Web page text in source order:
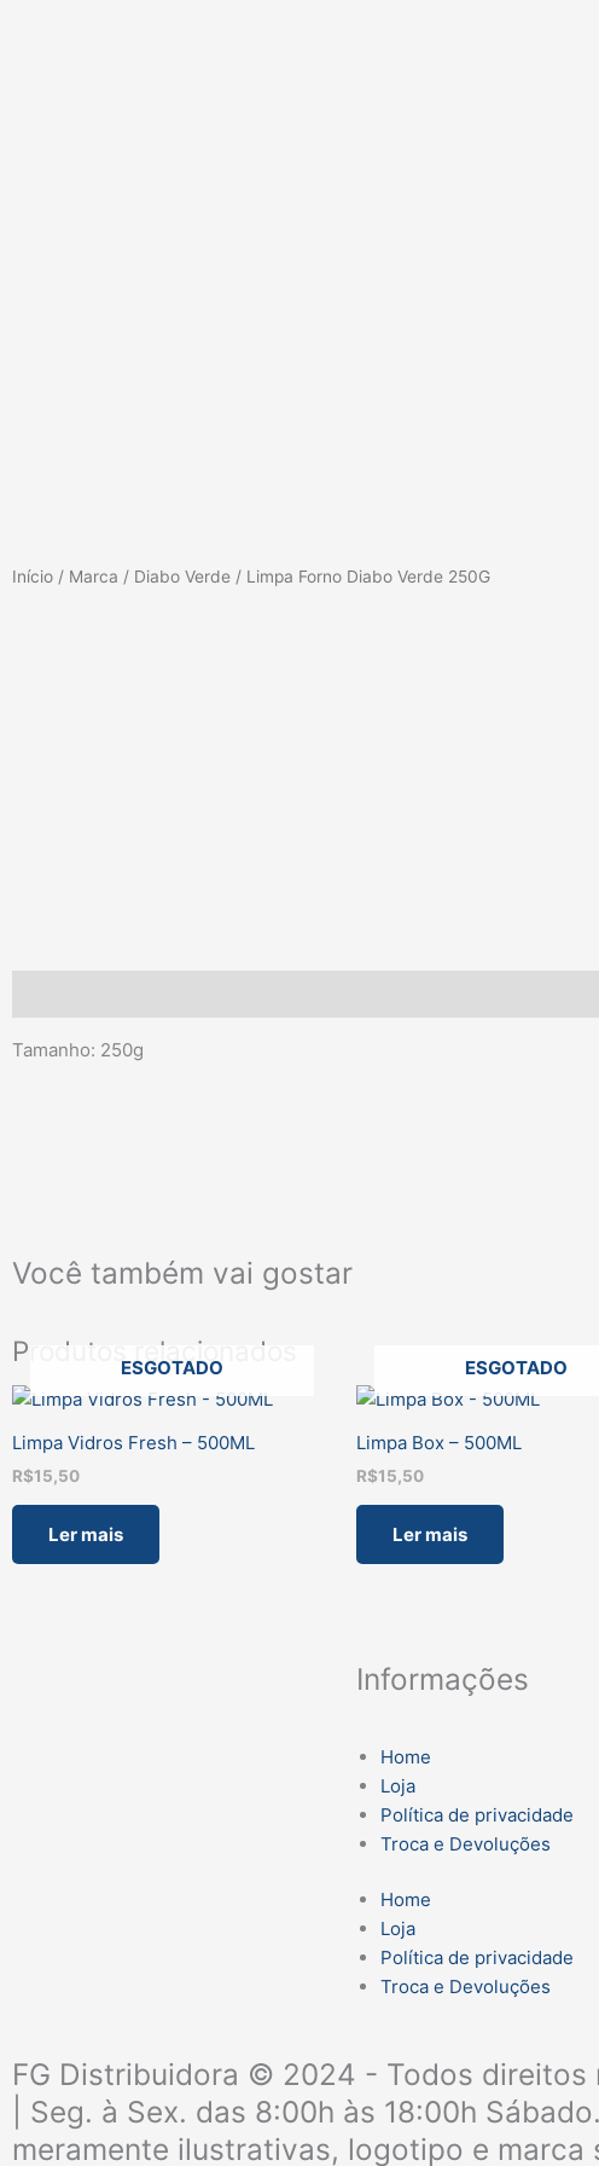
Início / Marca / Diabo Verde / Limpa Forno Diabo Verde 250G
Tamanho: 250g
Você também vai gostar
Produtos relacionados
ESGOTADO
Limpa Vidros Fresh – 500ML
R$15,50
Ler mais
ESGOTADO
Limpa Box – 500ML
R$15,50
Ler mais
Informações
Home
Loja
Política de privacidade
Troca e Devoluções
Home
Loja
Política de privacidade
Troca e Devoluções
FG Distribuidora © 2024 - Todos
| Seg. à Sex. das 8:00h às 18:00h
meramente ilustrativas, logotipo e